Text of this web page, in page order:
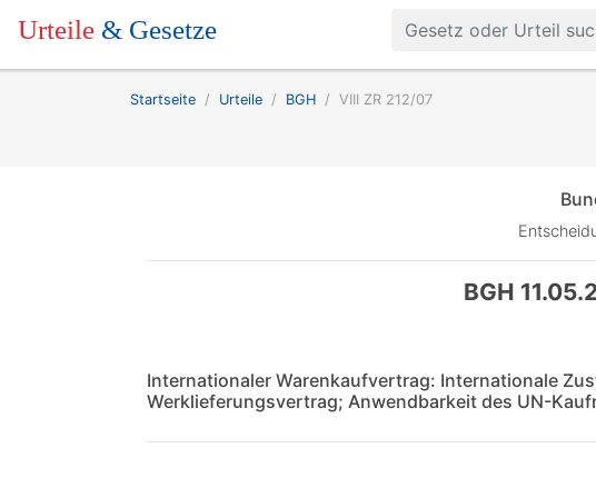
Urteile & Gesetze
Startseite Urteile BGH VIII ZR 212/07
BGH
Internationaler Warenkaufvertrag: Internationale
Werklieferungsvertrag; Anwendbarkeit des UN-